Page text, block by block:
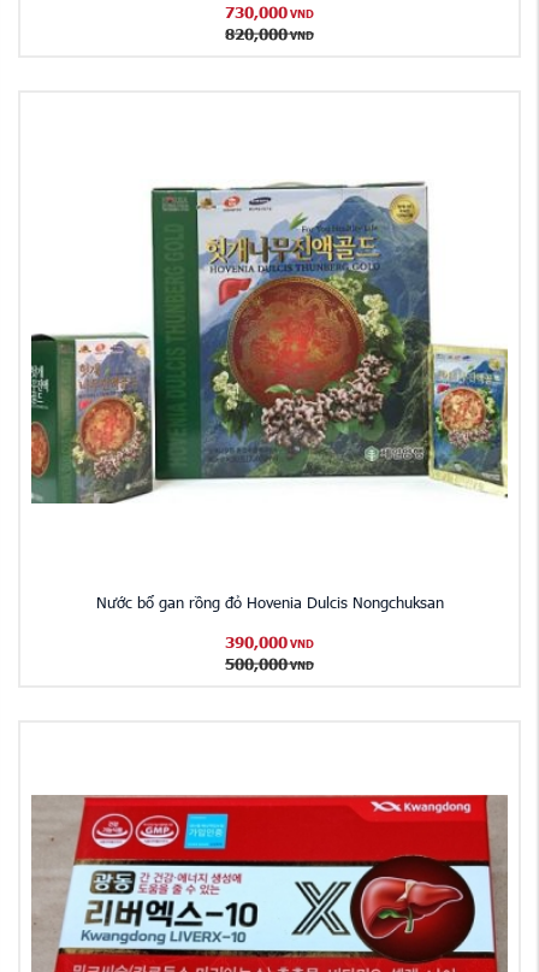
730,000 VND
820,000 VND
Nước bổ gan rồng đỏ Hovenia Dulcis Nongchuksan
390,000 VND
500,000 VND